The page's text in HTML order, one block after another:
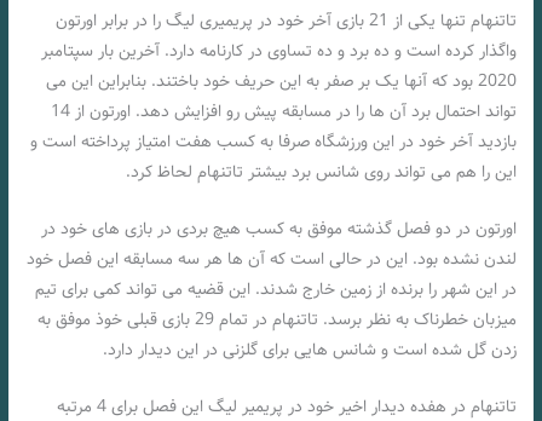
تاتنهام تنها یکی از 21 بازی آخر خود در پریمیری لیگ را در برابر اورتون
واگذار کرده است و ده برد و ده تساوی در کارنامه دارد. آخرین بار سپتامبر
2020 بود که آنها یک بر صفر به این حریف خود باختند. بنابراین این می
تواند احتمال برد آن ها را در مسابقه پیش رو افزایش دهد. اورتون از 14
بازدید آخر خود در این ورزشگاه صرفا به کسب هفت امتیاز پرداخته است و
این را هم می تواند روی شانس برد بیشتر تاتنهام لحاظ کرد.
اورتون در دو فصل گذشته موفق به کسب هیچ بردی در بازی های خود در
لندن نشده بود. این در حالی است که آن ها هر سه مسابقه این فصل خود
در این شهر را برنده از زمین خارج شدند. این قضیه می تواند کمی برای تیم
میزبان خطرناک به نظر برسد. تاتنهام در تمام 29 بازی قبلی خوذ موفق به
زدن گل شده است و شانس هایی برای گلزنی در این دیدار دارد.
تاتنهام در هفده دیدار اخیر خود در پریمیر لیگ این فصل برای 4 مرتبه